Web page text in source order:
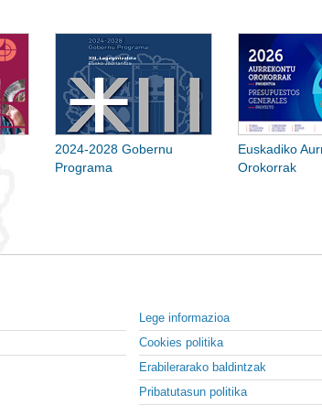
2024-2028 Gobernu
Programa
Euskadiko
Orokorrak
Lege informazioa
Cookies politika
Erabilerarako baldintzak
Pribatutasun politika